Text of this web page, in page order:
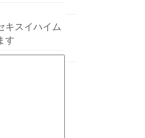
キスイハイム
す